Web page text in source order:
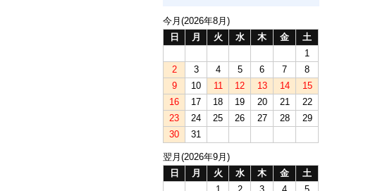
今月(2026年8月)
日
月 火 水 木 金
土
1
2
3 4 5 6 7
8
9
10 11 12 13 14
15
16
17 18 19 20 21
22
23
24 25 26 27 28
29
30
31
翌月(2026年9月)
日
月 火 水 木 金
土